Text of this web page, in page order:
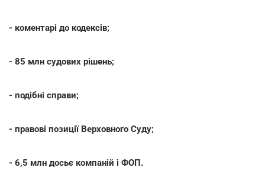
- коментарі до кодексів;
- 85 млн судових рішень;
- подібні справи;
- правові позиції Верховного Суду;
- 6,5 млн досьє компаній і ФОП.